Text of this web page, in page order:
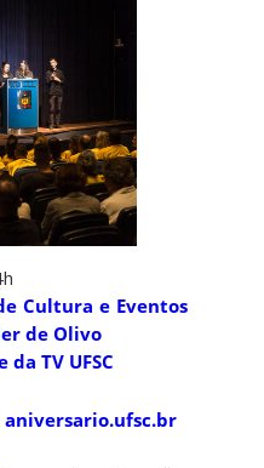
h
Cultura e Eventos
de Olivo
da TV UFSC
aniversario.ufsc.br